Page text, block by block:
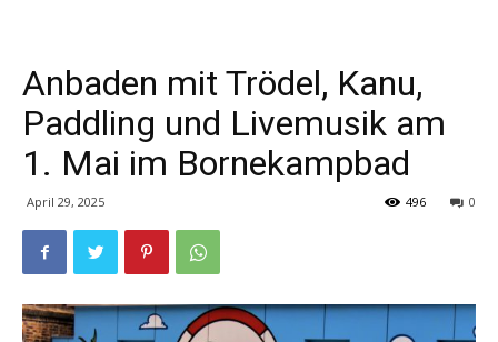
Anbaden mit Trödel, Kanu,
Paddling und Livemusik am
1. Mai im Bornekampbad
April 29, 2025 0
496